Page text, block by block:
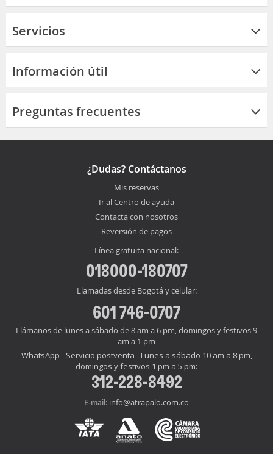
Servicios
Información útil
Preguntas frecuentes
¿Dudas? Contáctanos
Mis reservas
Ir al Centro de ayuda
Contacta con nosotros
Reversión de pagos
Línea gratuita nacional:
018000-180707
Llamadas desde Bogotá y celular:
601 746-0707
Llámanos de lunes a sábado de 8 am a 6 pm, domingos y festivos 9
am a 1 pm
WhatsApp - Servicio postventa - Lunes a sábado 10 am a 8 pm,
domingos y festivos 1 pm a 5 pm:
312-228-8492
E-mail: info@atrapalo.com.co